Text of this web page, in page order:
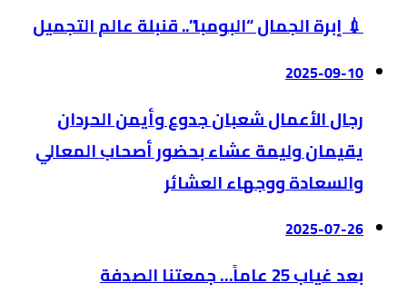
💉 إبرة الجمال “البومبا”.. قنبلة عالم التجميل
2025-09-10
رجال الأعمال شعبان جدوع وأيمن الحردان
يقيمان وليمة عشاء بحضور أصحاب المعالي
والسعادة ووجهاء العشائر
2025-07-26
بعد غياب 25 عاماً… جمعتنا الصدفة